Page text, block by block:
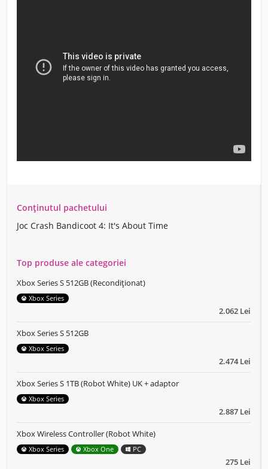
Conținutul pachetului
Joc Crash Bandicoot 4: It's About Time
Top produse ale categoriei
2.062 Lei
Xbox Series S 512GB (Recondiționat)
Xbox Series
2.474 Lei
Xbox Series S 512GB
Xbox Series
2.887 Lei
Xbox Series S 1TB (Robot White) UK + adaptor
Xbox Series
275 Lei
Xbox Wireless Controller (Robot White)
Xbox Series Xbox One PC